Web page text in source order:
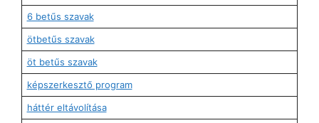
6 betűs szavak
ötbetűs szavak
öt betűs szavak
képszerkesztő program
háttér eltávolítása